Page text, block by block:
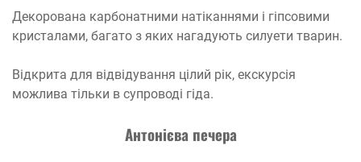
Декорована карбонатними натіканнями і гіпсовими
кристалами, багато з яких нагадують силуети тварин.
Відкрита для відвідування цілий рік, екскурсія
можлива тільки в супроводі гіда.
Антонієва печера